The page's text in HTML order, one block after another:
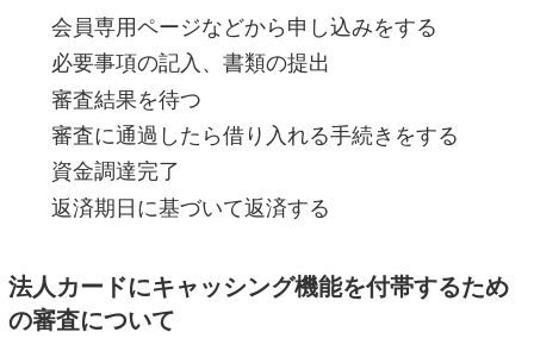
会員専用ページなどから申し込みをする
必要事項の記入、書類の提出
審査結果を待つ
審査に通過したら借り入れる手続きをする
資金調達完了
返済期日に基づいて返済する
法人カードにキャッシング機能を付帯するため
の審査について